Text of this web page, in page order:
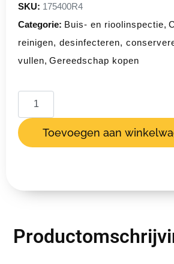
SKU: 175400R4
Categorie: Buis- en rioolinspectie,
reinigen, desinfecteren,
vullen, Gereedschap kopen
Toevoegen aan